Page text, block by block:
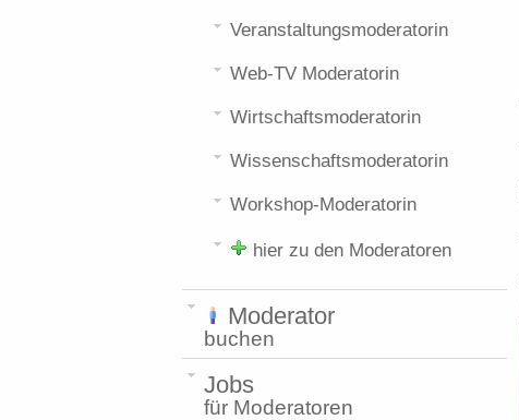
Veranstaltungsmoderatorin
Web-TV Moderatorin
Wirtschaftsmoderatorin
Wissenschaftsmoderatorin
Workshop-Moderatorin
hier zu den Moderatoren
Moderator
buchen
Jobs
für Moderatoren